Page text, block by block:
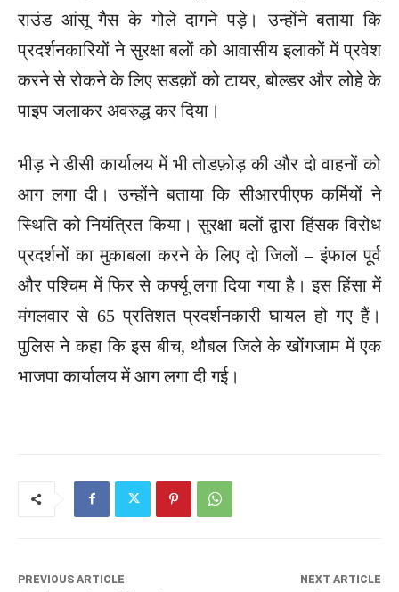
राउंड आंसू गैस के गोले दागने पड़े। उन्होंने बताया कि
प्रदर्शनकारियों ने सुरक्षा बलों को आवासीय इलाकों में प्रवेश
करने से रोकने के लिए सडक़ों को टायर, बोल्डर और लोहे के
पाइप जलाकर अवरुद्ध कर दिया।
भीड़ ने डीसी कार्यालय में भी तोडफ़ोड़ की और दो वाहनों को
आग लगा दी। उन्होंने बताया कि सीआरपीएफ कर्मियों ने
स्थिति को नियंत्रित किया। सुरक्षा बलों द्वारा हिंसक विरोध
प्रदर्शनों का मुकाबला करने के लिए दो जिलों – इंफाल पूर्व
और पश्चिम में फिर से कर्फ्यू लगा दिया गया है। इस हिंसा में
मंगलवार से 65 प्रतिशत प्रदर्शनकारी घायल हो गए हैं।
पुलिस ने कहा कि इस बीच, थौबल जिले के खोंगजाम में एक
भाजपा कार्यालय में आग लगा दी गई।
PREVIOUS ARTICLE NEXT ARTICLE